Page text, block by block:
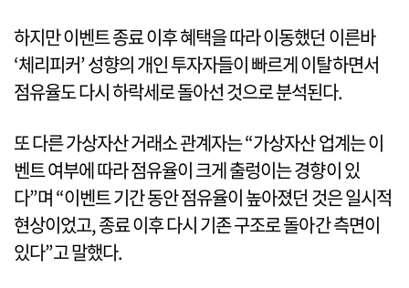
하지만 이벤트 종료 이후 혜택을 따라 이동했던 이른바
‘체리피커’ 성향의 개인 투자자들이 빠르게 이탈하면서
점유율도 다시 하락세로 돌아선 것으로 분석된다.
또 다른 가상자산 거래소 관계자는 “가상자산 업계는 이
벤트 여부에 따라 점유율이 크게 출렁이는 경향이 있
다”며 “이벤트 기간 동안 점유율이 높아졌던 것은 일시적
현상이었고, 종료 이후 다시 기존 구조로 돌아간 측면이
있다”고 말했다.